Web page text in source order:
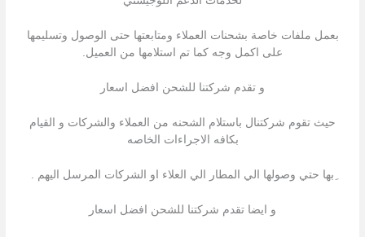
بعمل ملفات خاصة بشحنات العملاء ومتابعتها حتى الوصول وتسليمها
على اكمل وجه كما تم استلامها من العميل.
و تقدم شركتنا للشحن افضل اسعار
حيث تقوم شركتنال باستلام الشحنه من العملاء والشركات و القيام
بكافه الاجراءات الخاصه
ِبها حتي وصولها الي المطار الي العلاء او الشركات المرسل اليهم .
و ايضا تقدم شركتنا للشحن افضل اسعار